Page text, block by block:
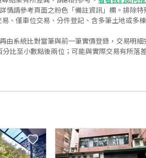
情請參考頁面之粉色「備註資訊」欄。排除
、僅車位交易、分件登記、含多筆土地或多
由系統比對當筆與前一筆實價登錄，交易明
比至小數點後兩位；可能與實際交易有所落